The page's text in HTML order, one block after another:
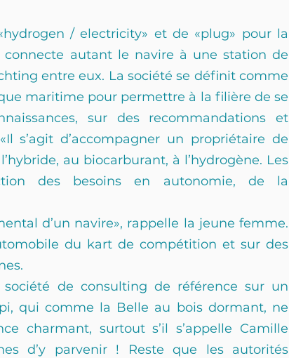
/ electricity» et de «plug» pour la
autant le navire à une station de
entre eux. La société se définit comme
maritime pour permettre à la filière de se
sur des recommandations et
s’agit d’accompagner un propriétaire de
au biocarburant, à l’hydrogène. Les
des besoins en autonomie, de la
d’un navire», rappelle la jeune femme.
du kart de compétition et sur des
de consulting de référence sur un
qui comme la Belle au bois dormant, ne
charmant, surtout s’il s’appelle Camille
d’y parvenir ! Reste que les autorités